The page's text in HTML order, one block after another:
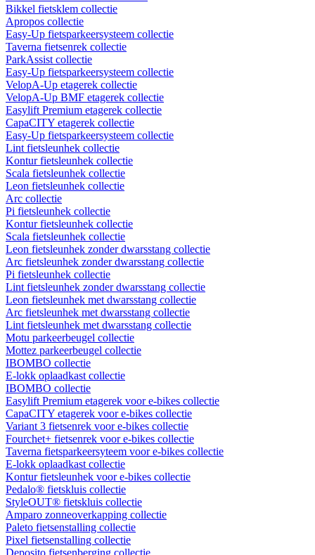
Bikkel fietsklem collectie
Apropos collectie
Easy-Up fietsparkeersysteem collectie
Taverna fietsenrek collectie
ParkAssist collectie
Easy-Up fietsparkeersysteem collectie
VelopA-Up etagerek collectie
VelopA-Up BMF etagerek collectie
Easylift Premium etagerek collectie
CapaCITY etagerek collectie
Easy-Up fietsparkeersysteem collectie
Lint fietsleunhek collectie
Kontur fietsleunhek collectie
Scala fietsleunhek collectie
Leon fietsleunhek collectie
Arc collectie
Pi fietsleunhek collectie
Kontur fietsleunhek collectie
Scala fietsleunhek collectie
Leon fietsleunhek zonder dwarsstang collectie
Arc fietsleunhek zonder dwarsstang collectie
Pi fietsleunhek collectie
Lint fietsleunhek zonder dwarsstang collectie
Leon fietsleunhek met dwarsstang collectie
Arc fietsleunhek met dwarsstang collectie
Lint fietsleunhek met dwarsstang collectie
Motu parkeerbeugel collectie
Mottez parkeerbeugel collectie
IBOMBO collectie
E-lokk oplaadkast collectie
IBOMBO collectie
Easylift Premium etagerek voor e-bikes collectie
CapaCITY etagerek voor e-bikes collectie
Variant 3 fietsenrek voor e-bikes collectie
Fourchet+ fietsenrek voor e-bikes collectie
Taverna fietsparkeersyteem voor e-bikes collectie
E-lokk oplaadkast collectie
Kontur fietsleunhek voor e-bikes collectie
Pedalo® fietskluis collectie
StyleOUT® fietskluis collectie
Amparo zonneoverkapping collectie
Paleto fietsenstalling collectie
Pixel fietsenstalling collectie
Deposito fietsenberging collectie